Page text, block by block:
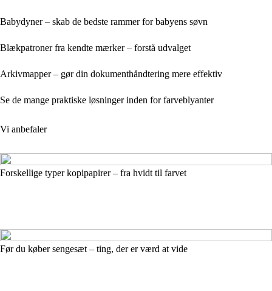
Babydyner – skab de bedste rammer for babyens søvn
Blækpatroner fra kendte mærker – forstå udvalget
Arkivmapper – gør din dokumenthåndtering mere effektiv
Se de mange praktiske løsninger inden for farveblyanter
Vi anbefaler
Forskellige typer kopipapirer – fra hvidt til farvet
Før du køber sengesæt – ting, der er værd at vide